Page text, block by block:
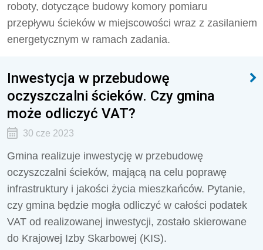
roboty, dotyczące budowy komory pomiaru
przepływu ścieków w miejscowości wraz z zasilaniem
energetycznym w ramach zadania.
Inwestycja w przebudowę
oczyszczalni ścieków. Czy gmina
może odliczyć VAT?
30 cze 2023
Gmina realizuje inwestycję w przebudowę
oczyszczalni ścieków, mającą na celu poprawę
infrastruktury i jakości życia mieszkańców. Pytanie,
czy gmina będzie mogła odliczyć w całości podatek
VAT od realizowanej inwestycji, zostało skierowane
do Krajowej Izby Skarbowej (KIS).